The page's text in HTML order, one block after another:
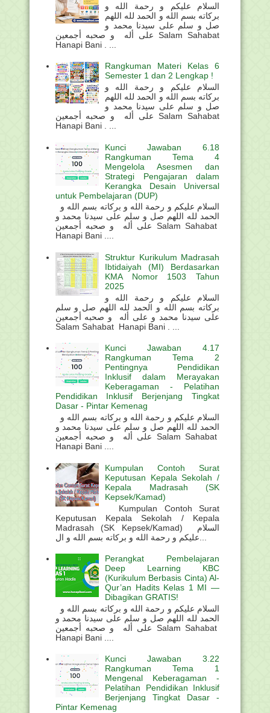
السلام عليكم و رحمة الله و
بركاته بسم الله و الحمد لله اللهم
صل و سلم على سيدنا محمد و
على أله و صحبه أجمعين Salam Sahabat
Hanapi Bani . ...
Rangkuman Materi Kelas 6
Semester 1 dan 2 Lengkap !
السلام عليكم و رحمة الله و
بركاته بسم الله و الحمد لله اللهم
صل و سلم على سيدنا محمد و
على أله و صحبه أجمعين Salam Sahabat
Hanapi Bani . ...
Kunci Jawaban 6.18
Rangkuman Tema 4
Mengelola Asesmen dan
Strategi Pengajaran dalam
Kerangka Desain Universal
untuk Pembelajaran (DUP)
الحمد لله اللهم صل و سلم على سيدنا محمد و
على أله و صحبه أجمعين Salam Sahabat
Hanapi Bani ....
Struktur Kurikulum Madrasah
Ibtidaiyah (MI) Berdasarkan
KMA Nomor 1503 Tahun
2025
السلام عليكم و رحمة الله و
بركاته بسم الله و الحمد لله اللهم صل و سلم
على سيدنا محمد و على أله و صحبه أجمعين
Salam Sahabat Hanapi Bani . ...
Kunci Jawaban 4.17
Rangkuman Tema 2
Pentingnya Pendidikan
Inklusif dalam Merayakan
Keberagaman - Pelatihan
Pendidikan Inklusif Berjenjang Tingkat
Dasar - Pintar Kemenag
الحمد لله اللهم صل و سلم على سيدنا محمد و
على أله و صحبه أجمعين Salam Sahabat
Hanapi Bani ....
Kumpulan Contoh Surat
Keputusan Kepala Sekolah /
Kepala Madrasah (SK
Kepsek/Kamad)
Kumpulan Contoh Surat
Keputusan Kepala Sekolah / Kepala
Madrasah (SK Kepsek/Kamad) السلام
Perangkat Pembelajaran
Deep Learning KBC
(Kurikulum Berbasis Cinta) Al-
Qur’an Hadits Kelas 1 MI —
Dibagikan GRATIS!
الحمد لله اللهم صل و سلم على سيدنا محمد و
على أله و صحبه أجمعين Salam Sahabat
Hanapi Bani ....
Kunci Jawaban 3.22
Rangkuman Tema 1
Mengenal Keberagaman -
Pelatihan Pendidikan Inklusif
Berjenjang Tingkat Dasar -
Pintar Kemenag